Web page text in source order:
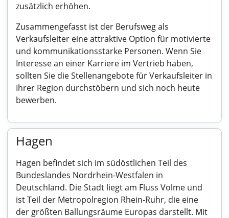
zusätzlich erhöhen.
Zusammengefasst ist der Berufsweg als
Verkaufsleiter eine attraktive Option für motivierte
und kommunikationsstarke Personen. Wenn Sie
Interesse an einer Karriere im Vertrieb haben,
sollten Sie die Stellenangebote für Verkaufsleiter in
Ihrer Region durchstöbern und sich noch heute
bewerben.
Hagen
Hagen befindet sich im südöstlichen Teil des
Bundeslandes Nordrhein-Westfalen in
Deutschland. Die Stadt liegt am Fluss Volme und
ist Teil der Metropolregion Rhein-Ruhr, die eine
der größten Ballungsräume Europas darstellt. Mit